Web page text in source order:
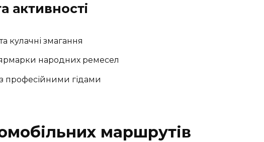
активності
кулачні змагання
ярмарки народних ремесел
з професійними гідами
маршрутів